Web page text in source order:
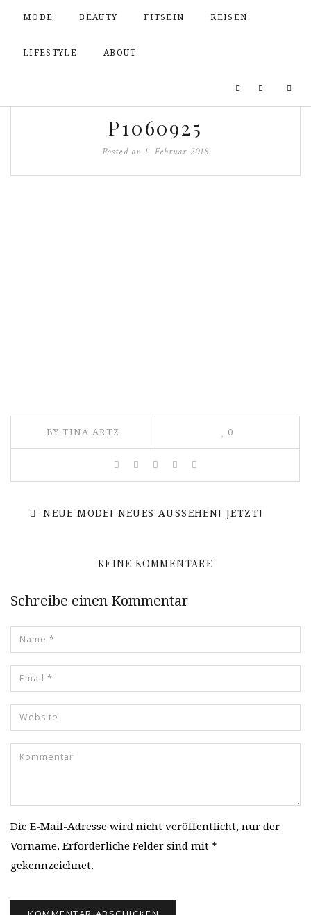
MODE BEAUTY FITSEIN REISEN
LIFESTYLE ABOUT
P1060925
Posted on 1. Februar 2018
BY TINA ARTZ 0
NEUE MODE! NEUES AUSSEHEN! JETZT!
KEINE KOMMENTARE
Schreibe einen Kommentar
Die E-Mail-Adresse wird nicht veröffentlicht, nur der
Vorname. Erforderliche Felder sind mit *
gekennzeichnet.